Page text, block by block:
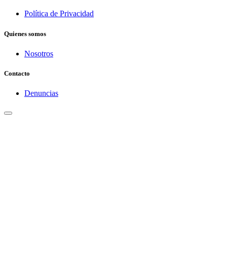
Política de Privacidad
Quienes somos
Nosotros
Contacto
Denuncias